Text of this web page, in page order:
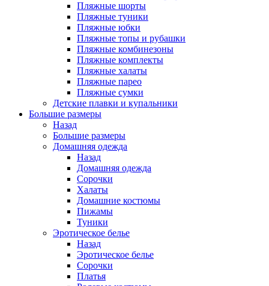
Пляжные шорты
Пляжные туники
Пляжные юбки
Пляжные топы и рубашки
Пляжные комбинезоны
Пляжные комплекты
Пляжные халаты
Пляжные парео
Пляжные сумки
Детские плавки и купальники
Большие размеры
Назад
Большие размеры
Домашняя одежда
Назад
Домашняя одежда
Сорочки
Халаты
Домашние костюмы
Пижамы
Туники
Эротическое белье
Назад
Эротическое белье
Сорочки
Платья